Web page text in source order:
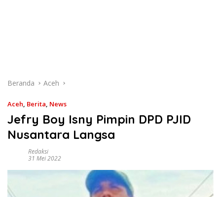
Beranda Aceh
Aceh, Berita, News
Jefry Boy Isny Pimpin DPD PJID
Nusantara Langsa
Redaksi
31 Mei 2022